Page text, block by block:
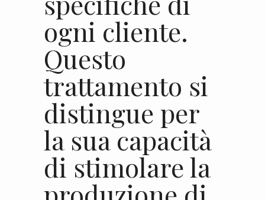
ogni cliente.
Questo
trattamento si
distingue per
la sua capacità
di stimolare la